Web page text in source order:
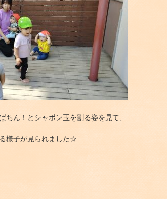
ちん！とシャボン玉を割る姿を見て、
様子が見られました☆